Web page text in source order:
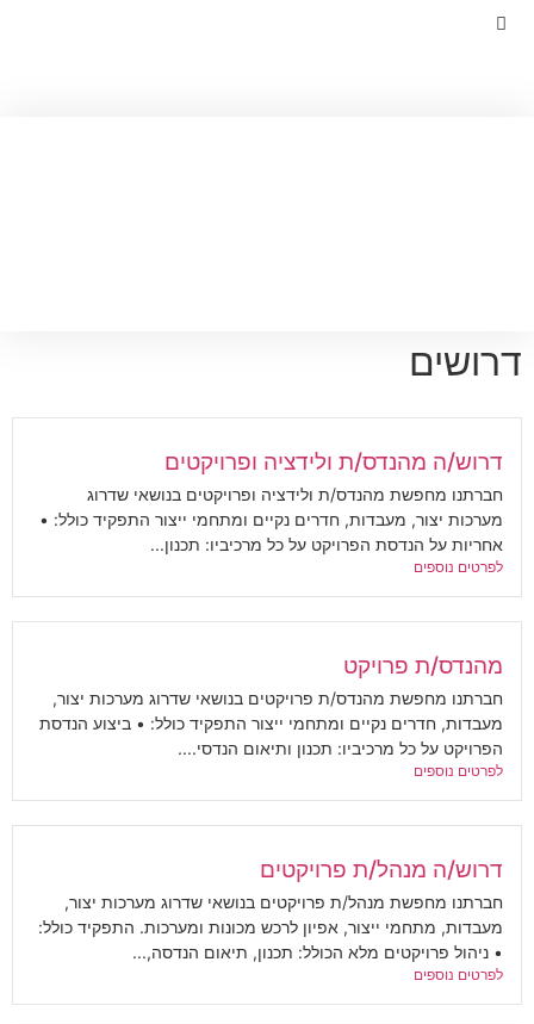
דרושים
דרוש/ה מהנדס/ת ולידציה ופרויקטים
חברתנו מחפשת מהנדס/ת ולידציה ופרויקטים בנושאי שדרוג
מערכות יצור, מעבדות, חדרים נקיים ומתחמי ייצור התפקיד כולל: •
אחריות על הנדסת הפרויקט על כל מרכיביו: תכנון...
לפרטים נוספים
מהנדס/ת פרויקט
חברתנו מחפשת מהנדס/ת פרויקטים בנושאי שדרוג מערכות יצור,
מעבדות, חדרים נקיים ומתחמי ייצור התפקיד כולל: • ביצוע הנדסת
הפרויקט על כל מרכיביו: תכנון ותיאום הנדסי....
לפרטים נוספים
דרוש/ה מנהל/ת פרויקטים
חברתנו מחפשת מנהל/ת פרויקטים בנושאי שדרוג מערכות יצור,
מעבדות, מתחמי ייצור, אפיון לרכש מכונות ומערכות. התפקיד כולל:
• ניהול פרויקטים מלא הכולל: תכנון, תיאום הנדסה,...
לפרטים נוספים